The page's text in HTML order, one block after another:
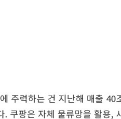
주력하는 건 지난해 매출 40
. 쿠팡은 자체 물류망을 활용,